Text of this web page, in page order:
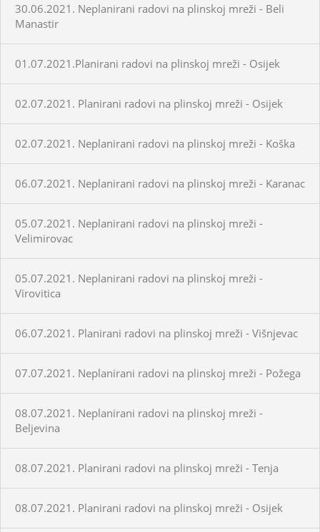
30.06.2021. Neplanirani radovi na plinskoj mreži - Beli
Manastir
01.07.2021.Planirani radovi na plinskoj mreži - Osijek
02.07.2021. Planirani radovi na plinskoj mreži - Osijek
02.07.2021. Neplanirani radovi na plinskoj mreži - Koška
06.07.2021. Neplanirani radovi na plinskoj mreži - Karanac
05.07.2021. Neplanirani radovi na plinskoj mreži -
Velimirovac
05.07.2021. Neplanirani radovi na plinskoj mreži -
Virovitica
06.07.2021. Planirani radovi na plinskoj mreži - Višnjevac
07.07.2021. Neplanirani radovi na plinskoj mreži - Požega
08.07.2021. Neplanirani radovi na plinskoj mreži -
Beljevina
08.07.2021. Planirani radovi na plinskoj mreži - Tenja
08.07.2021. Planirani radovi na plinskoj mreži - Osijek